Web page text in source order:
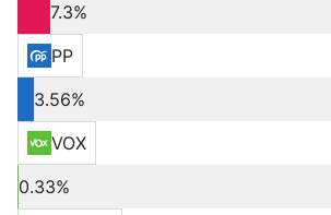
7.3%
PP
3.56%
VOX
0.33%